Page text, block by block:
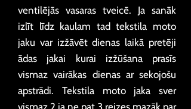
ventilējās vasaras tveicē. Ja sanāk
izlīt līdz kaulam tad tekstila moto
jaku var izžāvēt dienas laikā pretēji
ādas jakai kurai izžūšana prasīs
vismaz vairākas dienas ar sekojošu
apstrādi. Tekstila moto jaka sver
vismaz 2 ja ne pat 3 reizes mazāk par